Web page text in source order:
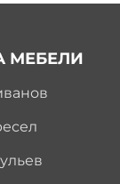
МЕБЕЛИ